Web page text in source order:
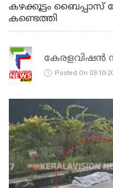
കഴക്കൂട്ടം
കണ്ടെത്തി
Posted On 03-10-